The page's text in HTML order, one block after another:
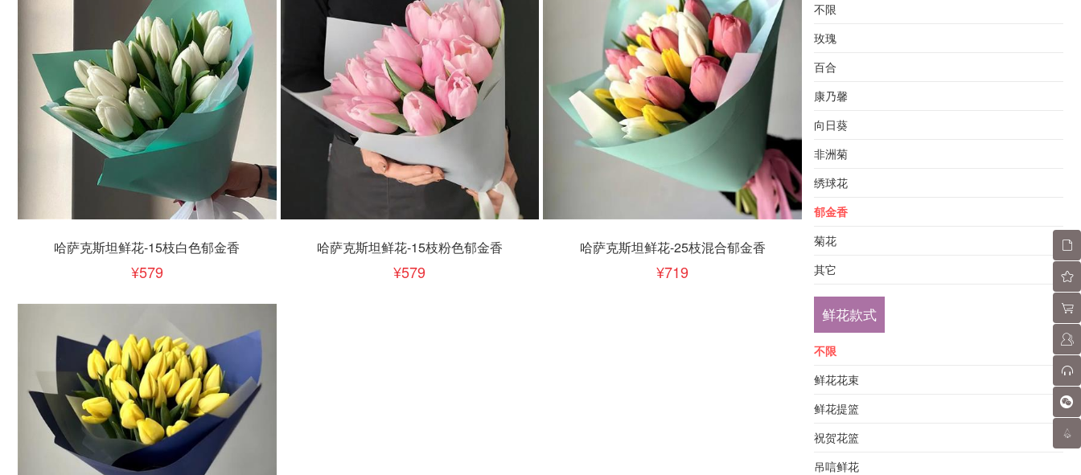
哈萨克斯坦鲜花-15枝白色郁金香
579
哈萨克斯坦鲜花-15枝粉色郁金香
579
哈萨克斯坦鲜花-25枝混合郁金香
719
不限
玫瑰
百合
康乃馨
向日葵
非洲菊
绣球花
郁金香
菊花
其它
鲜花款式
不限
鲜花花束
鲜花提篮
祝贺花篮
吊唁鲜花